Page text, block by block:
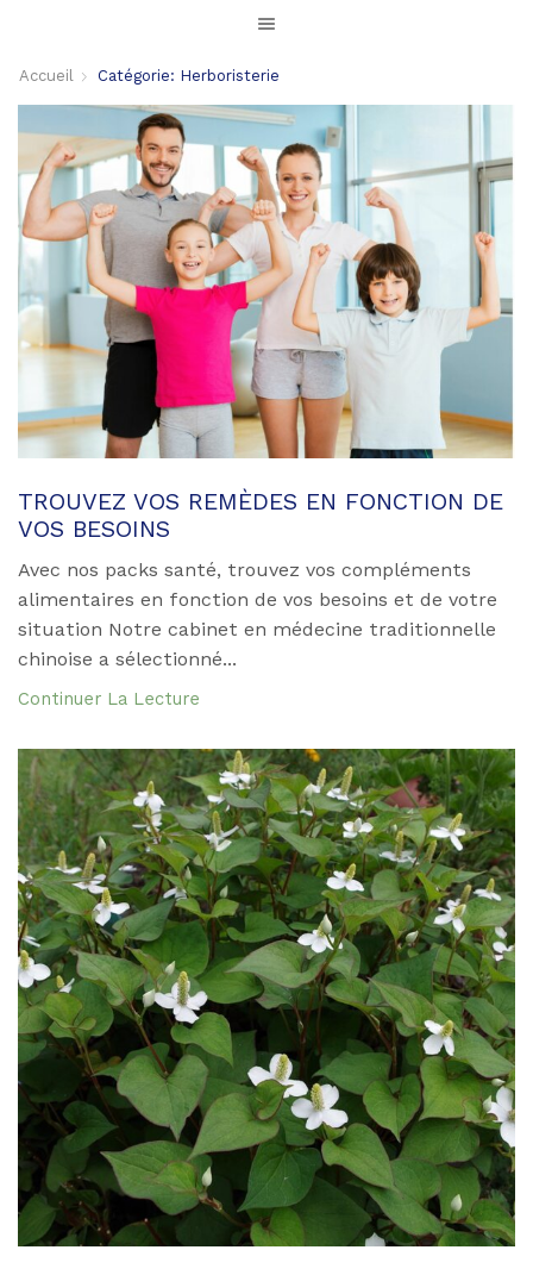
Accueil Catégorie: Herboristerie
TROUVEZ VOS REMÈDES EN FONCTION DE
VOS BESOINS
Avec nos packs santé, trouvez vos compléments
alimentaires en fonction de vos besoins et de votre
situation Notre cabinet en médecine traditionnelle
chinoise a sélectionné...
Continuer La Lecture